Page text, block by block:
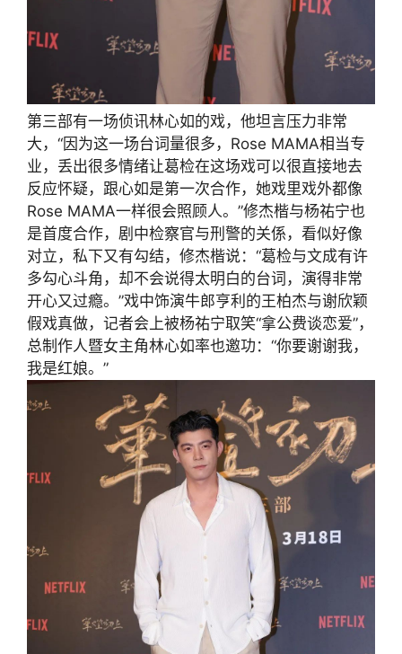
第三部有一场侦讯林心如的戏，他坦言压力非常
大，“因为这一场台词量很多，Rose MAMA相当专
业，丢出很多情绪让葛检在这场戏可以很直接地去
反应怀疑，跟心如是第一次合作，她戏里戏外都像
Rose MAMA一样很会照顾人。”修杰楷与杨祐宁也
是首度合作，剧中检察官与刑警的关係，看似好像
对立，私下又有勾结，修杰楷说：“葛检与文成有许
多勾心斗角，却不会说得太明白的台词，演得非常
开心又过瘾。”戏中饰演牛郎亨利的王柏杰与谢欣颖
假戏真做，记者会上被杨祐宁取笑“拿公费谈恋爱”，
总制作人暨女主角林心如率也邀功：“你要谢谢我，
我是红娘。”